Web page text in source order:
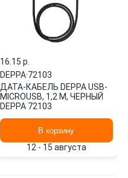
16.15 p.
DEPPA·72103
ДАТА-КАБЕЛЬ DEPPA USB-
MICROUSB, 1,2 М, ЧЕРНЫЙ
DEPPA 72103
В корзину
12 - 15 августа